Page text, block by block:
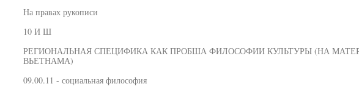
На правах рукописи
10 И Ш
РЕГИОНАЛЬНАЯ СПЕЦИФИКА КАК ПРОБША ФИЛОСОФИИ КУЛЬТУРЫ (НА
ВЬЕТНАМА)
09.00.11 - социальная философия